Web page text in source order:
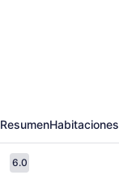
Inn
Motel
ResumenHabitaciones
Opiniones
6.06.0 de 10,